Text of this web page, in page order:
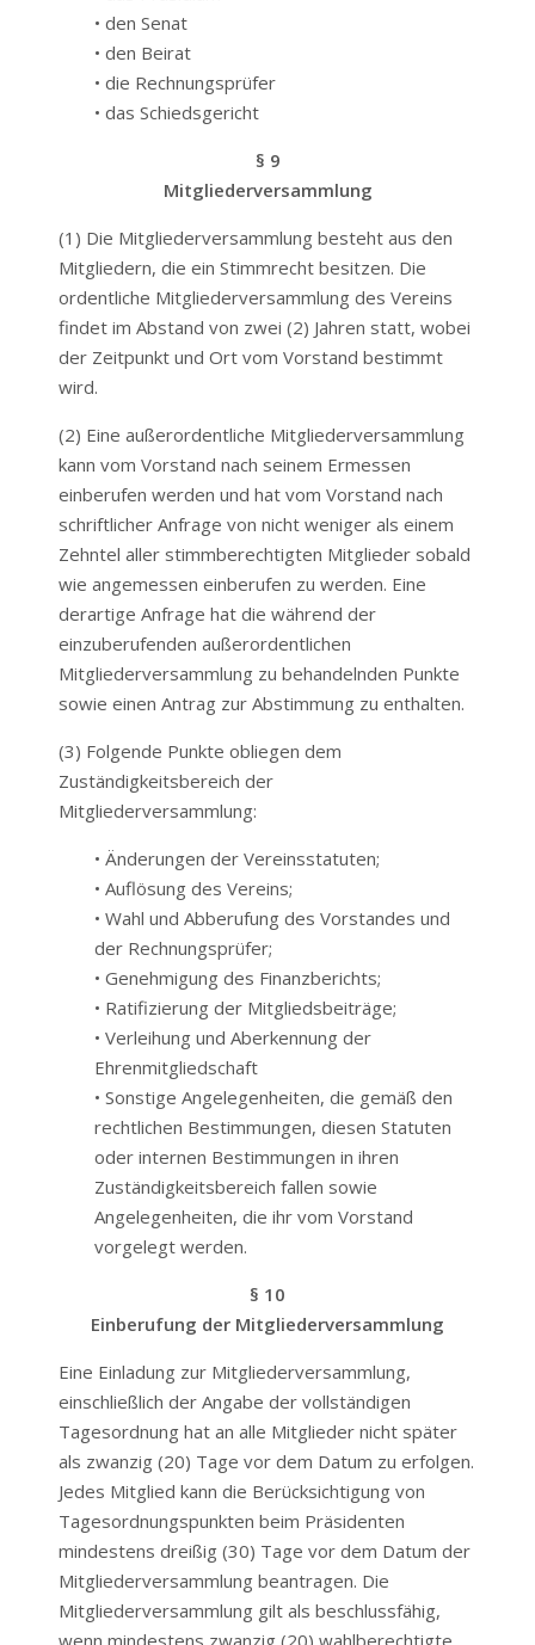
• den Senat
• den Beirat
• die Rechnungsprüfer
• das Schiedsgericht
§ 9
Mitgliederversammlung
(1) Die Mitgliederversammlung besteht aus den
Mitgliedern, die ein Stimmrecht besitzen. Die
ordentliche Mitgliederversammlung des Vereins
findet im Abstand von zwei (2) Jahren statt, wobei
der Zeitpunkt und Ort vom Vorstand bestimmt
wird.
(2) Eine außerordentliche Mitgliederversammlung
kann vom Vorstand nach seinem Ermessen
einberufen werden und hat vom Vorstand nach
schriftlicher Anfrage von nicht weniger als einem
Zehntel aller stimmberechtigten Mitglieder sobald
wie angemessen einberufen zu werden. Eine
derartige Anfrage hat die während der
einzuberufenden außerordentlichen
Mitgliederversammlung zu behandelnden Punkte
sowie einen Antrag zur Abstimmung zu enthalten.
(3) Folgende Punkte obliegen dem
Zuständigkeitsbereich der
Mitgliederversammlung:
• Änderungen der Vereinsstatuten;
• Auflösung des Vereins;
• Wahl und Abberufung des Vorstandes und
der Rechnungsprüfer;
• Genehmigung des Finanzberichts;
• Ratifizierung der Mitgliedsbeiträge;
• Verleihung und Aberkennung der
Ehrenmitgliedschaft
•Sonstige Angelegenheiten, die gemäß den
rechtlichen Bestimmungen, diesen Statuten
oder internen Bestimmungen in ihren
Zuständigkeitsbereich fallen sowie
Angelegenheiten, die ihr vom Vorstand
vorgelegt werden.
§ 10
Einberufung der Mitgliederversammlung
Eine Einladung zur Mitgliederversammlung,
einschließlich der Angabe der vollständigen
Tagesordnung hat an alle Mitglieder nicht später
als zwanzig (20) Tage vor dem Datum zu erfolgen.
Jedes Mitglied kann die Berücksichtigung von
Tagesordnungspunkten beim Präsidenten
mindestens dreißig (30) Tage vor dem Datum der
Mitgliederversammlung beantragen. Die
Mitgliederversammlung gilt als beschlussfähig,
wenn mindestens zwanzig (20) wahlberechtigte